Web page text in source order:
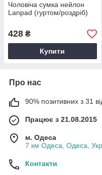
Чоловіча сумка нейлон
Lanpad (гуртом/роздріб)
428 ₴
Купити
Про нас
90% позитивних з 31
Працює з 21.08.2015
м. Одеса
7 км Одеса, Одеса,
Контакти